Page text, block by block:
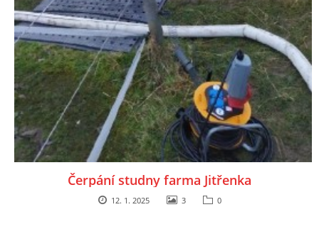
Sbor dobrovolných hasičů Koterov
Koterovská náves 15
326 00 Plzeň
záznamník/fax.377443505 mob.725725474
hasicikoterov@email.cz
© 2026 eStránky.cz |RSS|WebSlice |Tisk|Aktualizováno: 4. 8. 2026 |
Nahoru ↑
Čerpání studny farma Jitřenka
12. 1. 2025 3 0